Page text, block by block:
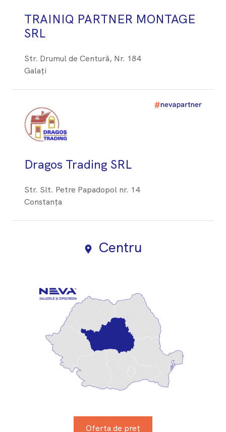
TRAINIQ PARTNER MONTAGE
SRL
Str. Drumul de Centură, Nr. 184
Galați
Dragos Trading SRL
Str. Slt. Petre Papadopol nr. 14
Constanța
Centru
Oferta de preț